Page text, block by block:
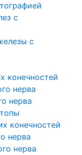
с
с
конечностей
нерва
нерва
конечностей
нерва
нерва